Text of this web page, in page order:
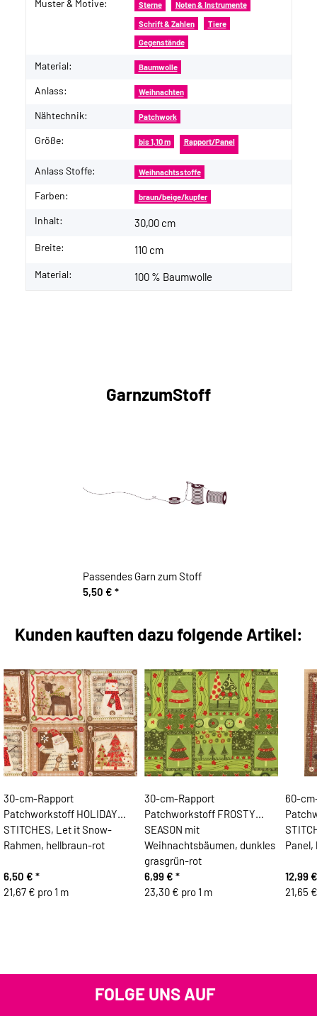
Produkteigenschaft
Wert
Muster & Motive: Sterne Noten & Instrumente
Schrift & Zahlen Tiere
Gegenstände
Material: Baumwolle
Anlass: Weihnachten
Nähtechnik: Patchwork
Größe: bis 1,10 m Rapport/Panel
Anlass Stoffe: Weihnachtsstoffe
Farben: braun/beige/kupfer
Inhalt: 30,00 cm
Breite: 110 cm
Material: 100 % Baumwolle
GarnzumStoff
Passendes Garn zum Stoff
5,50 € *
Kunden kauften dazu folgende Artikel:
30-cm-Rapport
Patchworkstoff HOLIDAY
STITCHES, Let it Snow-
Rahmen, hellbraun-rot
6,50 € *
21,67 € pro 1 m
30-cm-Rapport
Patchworkstoff FROSTY
SEASON mit
Weihnachtsbäumen, dunkles
grasgrün-rot
6,99 € *
23,30 € pro 1 m
60-
12,99
21,65
FOLGE UNS AUF